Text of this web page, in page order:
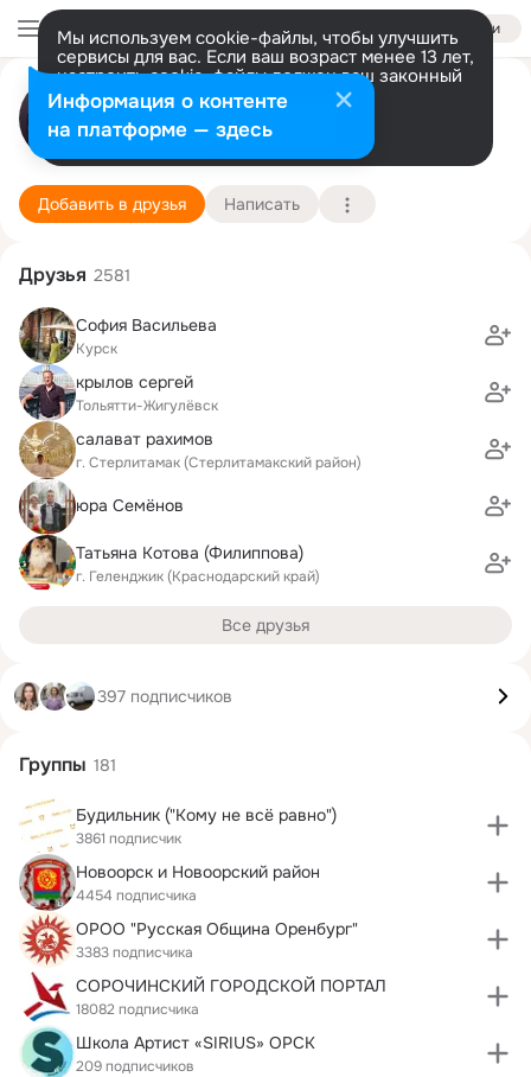
Войти
Мы используем cookie-файлы, чтобы улучшить
сервисы для вас. Если ваш возраст менее 13 лет,
настроить cookie-файлы должен ваш законный
представитель. Больше информации
Разрешить все Настроить
Вильгельм Варкентин
г. Орск (Оренбургская область)
2 школа им. С.С. КарнасевичаПодробнее
Добавить в друзья Написать
Друзья 2581
София Васильева
Курск
крылов сергей
Тольятти-Жигулёвск
салават рахимов
г. Стерлитамак (Стерлитамакский район)
юра Семёнов
Татьяна Котова (Филиппова)
г. Геленджик (Краснодарский край)
Все друзья
397 подписчиков
Группы 181
Будильник ("Кому не всё равно")
3861 подписчик
Новоорск и Новоорский район
4454 подписчика
ОРОО "Русская Община Оренбург"
3383 подписчика
СОРОЧИНСКИЙ ГОРОДСКОЙ ПОРТАЛ
18082 подписчика
Школа Артист «SIRIUS» ОРСК
209 подписчиков
Информация о контенте
на платформе — здесь